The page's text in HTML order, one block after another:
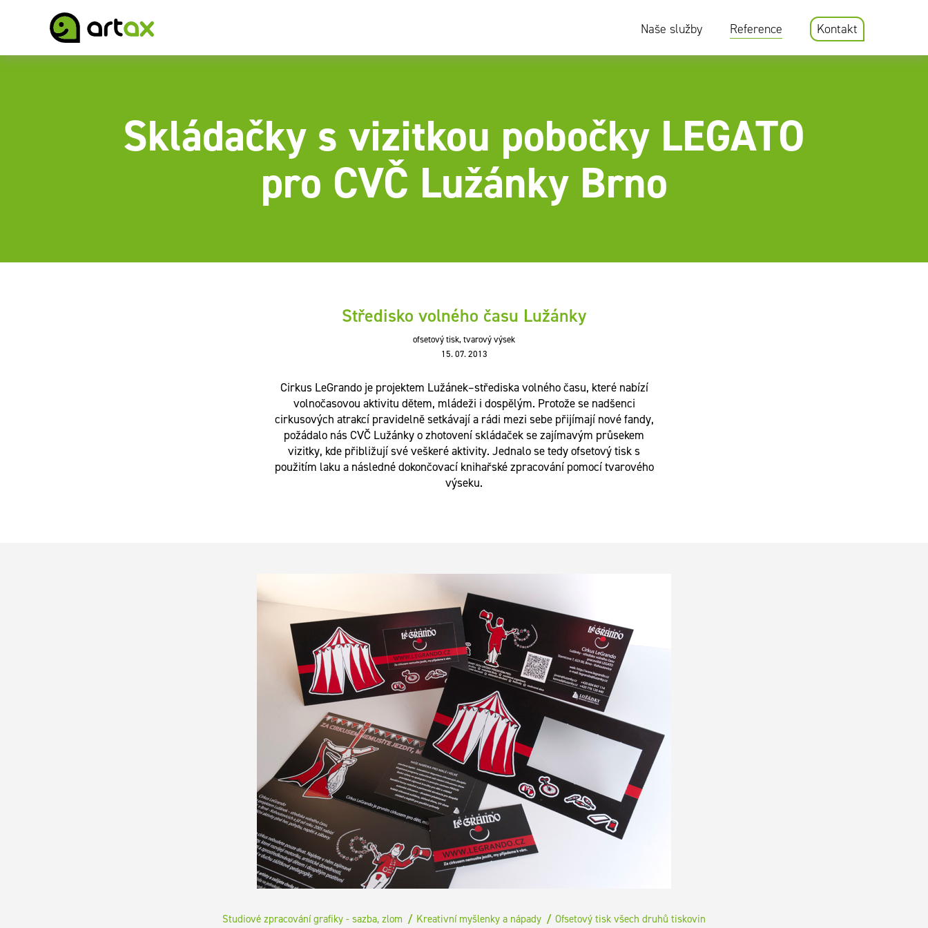
Naše služby Reference Kontakt
Skládačky s vizitkou pobočky LEGATO
pro CVČ Lužánky Brno
Středisko volného času Lužánky
ofsetový tisk, tvarový výsek
15. 07. 2013
Cirkus LeGrando je projektem Lužánek–střediska volného času, které nabízí
volnočasovou aktivitu dětem, mládeži i dospělým. Protože se nadšenci
cirkusových atrakcí pravidelně setkávají a rádi mezi sebe přijímají nové fandy,
požádalo nás CVČ Lužánky o zhotovení skládaček se zajímavým průsekem
vizitky, kde přibližují své veškeré aktivity. Jednalo se tedy ofsetový tisk s
použitím laku a následné dokončovací knihařské zpracování pomocí tvarového
výseku.
Studiové zpracování grafiky - sazba, zlom Kreativní myšlenky a nápady Ofsetový tisk všech druhů tiskovin